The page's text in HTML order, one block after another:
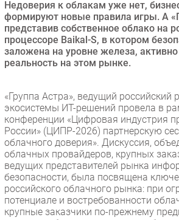
Безопасность
Инновации
CIO/Управление ИТ
Гаджеты
РАЗДЕЛЫ
Новости
Аналитика
Интервью
Мероприятия
Проекты
Недоверия к облакам уже нет,
формируют новые правила игры. А
представив собственное облако на
процессоре Baikal-S, в котором
заложена на уровне железа,
реальность на этом рынке.
«Группа Астра», ведущий российский
экосистемы ИТ-решений провела в
конференции «Цифровая индустрия
России» (ЦИПР-2026) партнерскую
облачного доверия». Дискуссия,
облачных провайдеров, крупных
ведущих представителей рынка
безопасности, была посвящена
российского облачного рынка: при
потенциале и востребованности
крупные заказчики по-прежнему